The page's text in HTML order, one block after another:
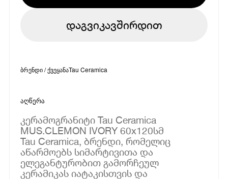
დაგვიკავშირდით
ბრენდი / ქვეყანაTau Ceramica
აღწერა
კერამოგრანიტი Tau Ceramica
MUS.CLEMON IVORY 60x120სმ
Tau Ceramica, ბრენდი, რომელიც
აწარმოებს სიმარტივითა და
ელეგანტურობით გამორჩეულ
კერამიკას იატაკისთვის და